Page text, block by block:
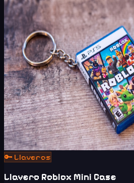
🔑 Llaveros
Llavero Roblox Mini Case